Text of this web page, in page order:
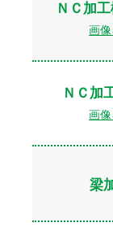
ＮＣ加
画
ＮＣ加
画
梁